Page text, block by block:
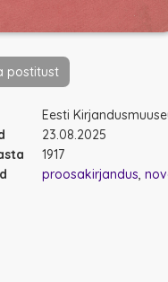
postitust
Eesti
23.08.2025
1917
proosakirjandus